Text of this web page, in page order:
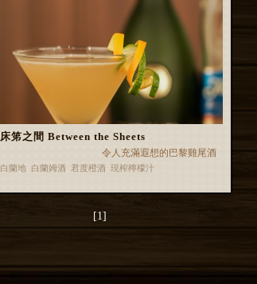
床笫之間 Between the Sheets
令人充滿遐想的巴黎雞尾酒
白蘭地 白蘭姆酒 君度橙酒 現榨檸檬汁
[1]